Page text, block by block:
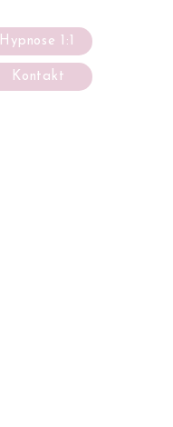
Hypnose 1:1
Kontakt